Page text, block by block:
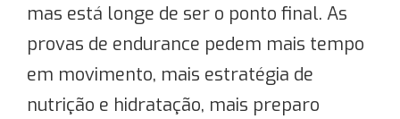
mas está longe de ser o ponto final. As
provas de endurance pedem mais tempo
em movimento, mais estratégia de
nutrição e hidratação, mais preparo